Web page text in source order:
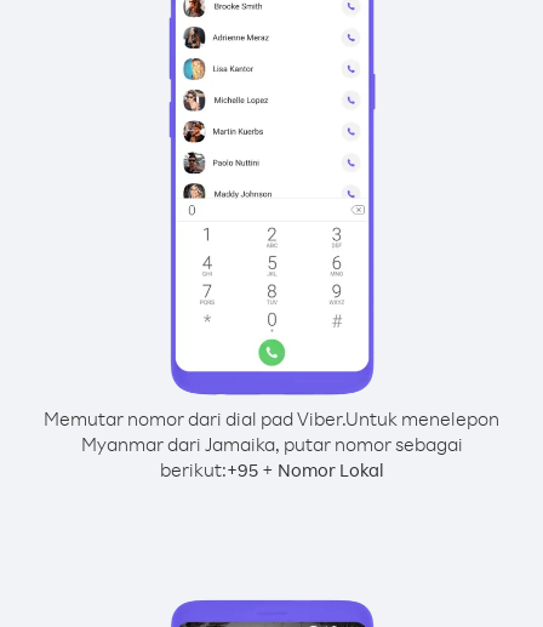
Memutar nomor dari dial pad Viber.Untuk menelepon
Myanmar dari Jamaika, putar nomor sebagai
berikut:+95+ Nomor Lokal